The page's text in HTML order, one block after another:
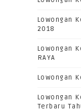
Lowongan
2018
Lowongan
RAYA
Lowongan
Lowongan
Terbaru